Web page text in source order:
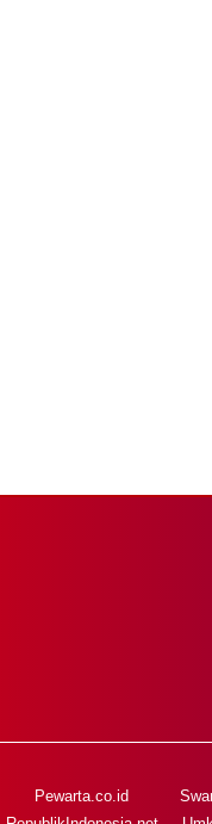
Pewarta.co.id